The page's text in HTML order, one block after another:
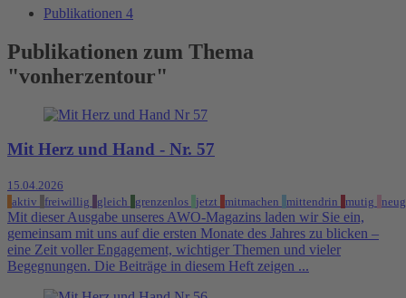
Publikationen 4
Publikationen zum Thema
"vonherzentour"
Mit Herz und Hand - Nr. 57
15.04.2026
aktiv
freiwillig gleich grenzenlos jetzt mitmachen mittendrin mutig
Mit dieser Ausgabe unseres AWO-Magazins laden wir Sie ein,
gemeinsam mit uns auf die ersten Monate des Jahres zu blicken –
eine Zeit voller Engagement, wichtiger Themen und vieler
Begegnungen. Die Beiträge in diesem Heft zeigen ...